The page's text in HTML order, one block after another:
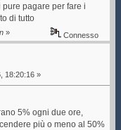
pagare per fare i
di tutto
» Connesso
18:20:16 »
5% ogni due ore,
più o meno al 50%